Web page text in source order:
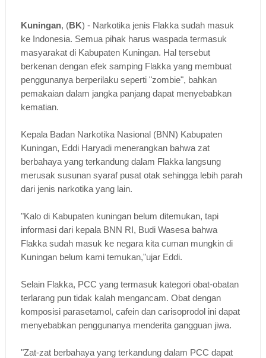
Kuningan, (BK) - Narkotika jenis Flakka sudah masuk
ke Indonesia. Semua pihak harus waspada termasuk
masyarakat di Kabupaten Kuningan. Hal tersebut
berkenan dengan efek samping Flakka yang membuat
penggunanya berperilaku seperti "zombie", bahkan
pemakaian dalam jangka panjang dapat menyebabkan
kematian.
Kepala Badan Narkotika Nasional (BNN) Kabupaten
Kuningan, Eddi Haryadi menerangkan bahwa zat
berbahaya yang terkandung dalam Flakka langsung
merusak susunan syaraf pusat otak sehingga lebih parah
dari jenis narkotika yang lain.
"Kalo di Kabupaten kuningan belum ditemukan, tapi
informasi dari kepala BNN RI, Budi Wasesa bahwa
Flakka sudah masuk ke negara kita cuman mungkin di
Kuningan belum kami temukan,"ujar Eddi.
Selain Flakka, PCC yang termasuk kategori obat-obatan
terlarang pun tidak kalah mengancam. Obat dengan
komposisi parasetamol, cafein dan carisoprodol ini dapat
menyebabkan penggunanya menderita gangguan jiwa.
"Zat-zat berbahaya yang terkandung dalam PCC dapat